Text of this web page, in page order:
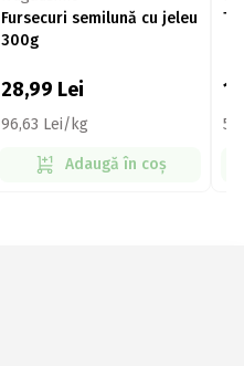
Fursecuri semilună cu jeleu
300g
28,99 Lei
96,63 Lei/kg
Adaugă în coș